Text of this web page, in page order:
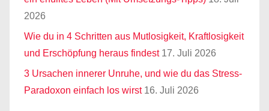
2026
Wie du in 4 Schritten aus Mutlosigkeit, Kraftlosigkeit
und Erschöpfung heraus findest 17. Juli 2026
3 Ursachen innerer Unruhe, und wie du das Stress-
Paradoxon einfach los wirst 16. Juli 2026